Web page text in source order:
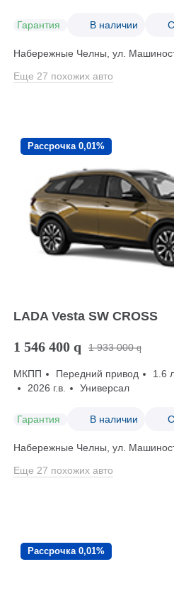
Гарантия В наличии
Набережные Челны, ул.
Еще 27 похожих авто
Рассрочка 0,01%
LADA Vesta SW CROSS
1 546 400 q 1 933 000 q
МКПП Передний привод 1.6
2026 г.в.
Универсал
Гарантия В наличии
Набережные Челны, ул.
Еще 27 похожих авто
Рассрочка 0,01%